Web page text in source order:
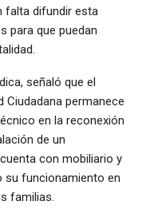
falta difundir esta
para que puedan
señaló que el
Ciudadana permanece
en la reconexión
de un
con mobiliario y
su funcionamiento en
familias.